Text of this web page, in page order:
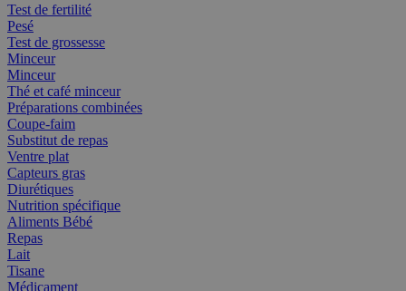
Test de fertilité
Pesé
Test de grossesse
Minceur
Minceur
Thé et café minceur
Préparations combinées
Coupe-faim
Substitut de repas
Ventre plat
Capteurs gras
Diurétiques
Nutrition spécifique
Aliments Bébé
Repas
Lait
Tisane
Médicament